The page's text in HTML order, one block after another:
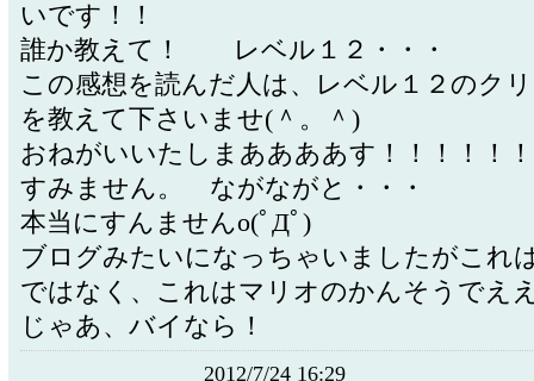
いです！！
誰か教えて！ レベル１２・・・
この感想を読んだ人は、レベル１２のク
を教えて下さいませ(＾。＾)
おねがいいたしまああああす！！！！！！
すみません。 ながながと・・・
本当にすんませんo(ﾟДﾟ)
ブログみたいになっちゃいましたがこれ
ではなく、これはマリオのかんそうでえ
じゃあ、バイなら！
2012/7/24 16:29